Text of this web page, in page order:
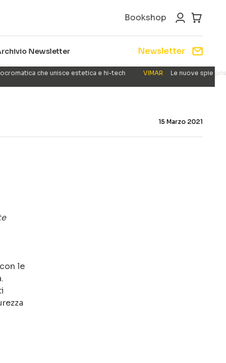
Bookshop
Newsletter Newsletter
che unisce estetica e hi-tech VIMAR Le nuove spie
15 Marzo 2021
le